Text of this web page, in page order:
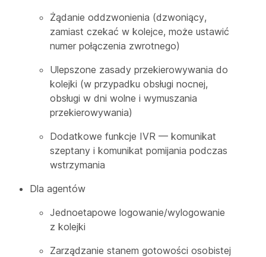
Żądanie oddzwonienia (dzwoniący,
zamiast czekać w kolejce, może ustawić
numer połączenia zwrotnego)
Ulepszone zasady przekierowywania do
kolejki (w przypadku obsługi nocnej,
obsługi w dni wolne i wymuszania
przekierowywania)
Dodatkowe funkcje IVR — komunikat
szeptany i komunikat pomijania podczas
wstrzymania
Dla agentów
Jednoetapowe logowanie/wylogowanie
z kolejki
Zarządzanie stanem gotowości osobistej